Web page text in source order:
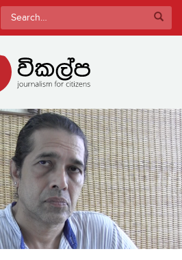
Search
for: